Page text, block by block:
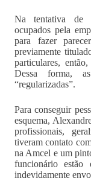
Na tentativa de
ocupados pela
para fazer
previamente
particulares,
Dessa forma,
“regularizadas”.
Para conseguir
esquema,
profissionais,
tiveram contato
na Amcel e um
funcionário
indevidamente